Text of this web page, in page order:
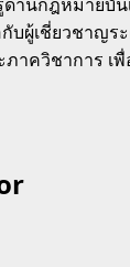
บผู้เชี่ยวชาญร
าควิชาการ เพื่